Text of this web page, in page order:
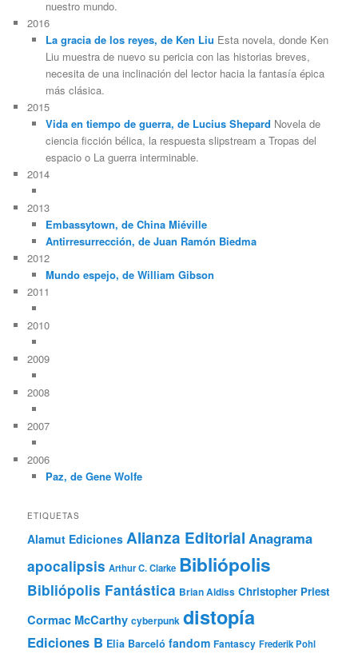
nuestro mundo.
2016
La gracia de los reyes, de Ken Liu Esta novela, donde Ken
Liu muestra de nuevo su pericia con las historias breves,
necesita de una inclinación del lector hacia la fantasía épica
más clásica.
2015
Vida en tiempo de guerra, de Lucius Shepard Novela de
ciencia ficción bélica, la respuesta slipstream a Tropas del
espacio o La guerra interminable.
2014
2013
Embassytown, de China Miéville
Antirresurrección, de Juan Ramón Biedma
2012
Mundo espejo, de William Gibson
2011
2010
2009
2008
2007
2006
Paz, de Gene Wolfe
ETIQUETAS
Alamut Ediciones Alianza Editorial Anagrama
apocalipsis Arthur C. Clarke Bibliópolis
Bibliópolis Fantástica Brian Aldiss Christopher Priest
Cormac McCarthy cyberpunk distopía
Ediciones B Elia Barceló fandom Fantascy Frederik Pohl